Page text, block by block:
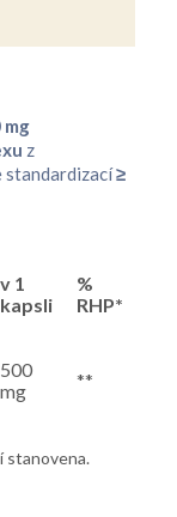
mg
z
standardizací≥
v 1
kapsli
%
RHP*
500
mg
**
stanovena.